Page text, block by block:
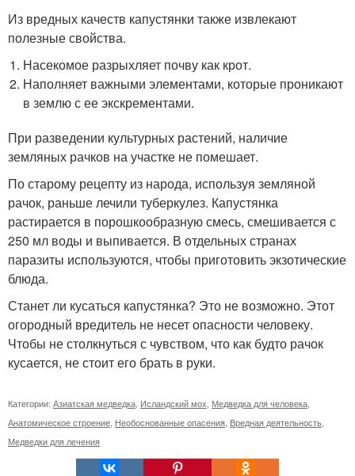
Из вредных качеств капустянки также извлекают
полезные свойства.
Насекомое разрыхляет почву как крот.
Наполняет важными элементами, которые проникают
в землю с ее экскрементами.
При разведении культурных растений, наличие
земляных рачков на участке не помешает.
По старому рецепту из народа, используя земляной
рачок, раньше лечили туберкулез. Капустянка
растирается в порошкообразную смесь, смешивается с
250 мл воды и выпивается. В отдельных странах
паразиты используются, чтобы приготовить экзотические
блюда.
Станет ли кусаться капустянка? Это не возможно. Этот
огородный вредитель не несет опасности человеку.
Чтобы не столкнуться с чувством, что как будто рачок
кусается, не стоит его брать в руки.
Категории: Азиатская медведка Исландский мох Медведка для человека
Анатомическое строение Необоснованные опасения Вредная деятельность
Медведки для лечения